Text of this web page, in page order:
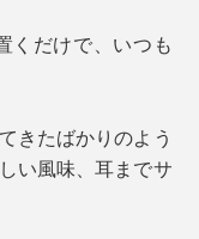
くだけで、いつも
きたばかりのよう
い風味、耳までサ